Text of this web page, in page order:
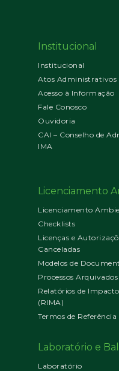
Institucional
Institucional
Atos Administrativos
Acesso à Informação
Fale Conosco
Ouvidoria
CAI – Conselho de
IMA
Licenciamento
Licenciamento
Checklists
Licenças e
Canceladas
Modelos de
Processos Arquivados
Relatórios de
(RIMA)
Termos de Referência
Laboratório e
Laboratório